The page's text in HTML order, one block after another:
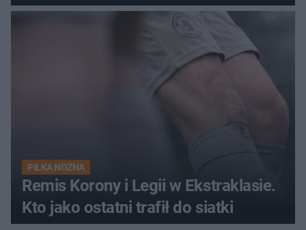
PIŁKA NOŻNA
Remis Korony i Legii w Ekstraklasie.
Kto jako ostatni trafił do siatki